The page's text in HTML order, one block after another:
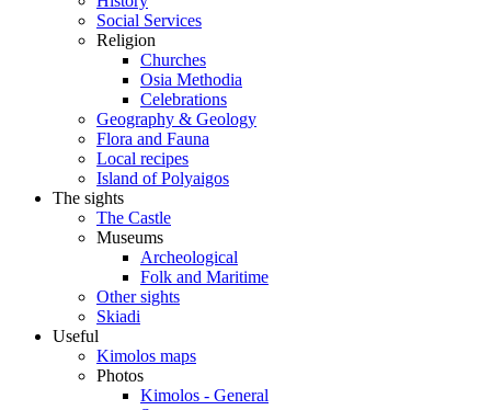
Social Services
Religion
Churches
Osia Methodia
Celebrations
Geography & Geology
Flora and Fauna
Local recipes
Island of Polyaigos
The sights
The Castle
Museums
Archeological
Folk and Maritime
Other sights
Skiadi
Useful
Kimolos maps
Photos
Kimolos - General